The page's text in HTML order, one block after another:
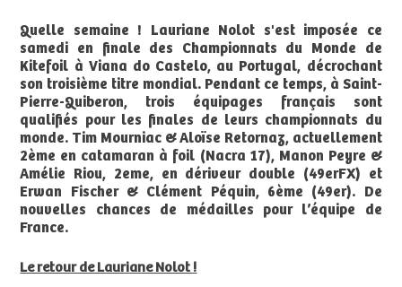
Quelle semaine ! Lauriane Nolot s'est imposée ce
samedi en finale des Championnats du Monde de
Kitefoil à Viana do Castelo, au Portugal, décrochant
son troisième titre mondial. Pendant ce temps, à Saint-
Pierre-Quiberon, trois équipages français sont
qualifiés pour les finales de leurs championnats du
monde. Tim Mourniac & Aloïse Retornaz, actuellement
2ème en catamaran à foil (Nacra 17), Manon Peyre &
Amélie Riou, 2eme, en dériveur double (49erFX) et
Erwan Fischer & Clément Péquin, 6ème (49er). De
nouvelles chances de médailles pour l’équipe de
France.
Le retour de Lauriane Nolot !